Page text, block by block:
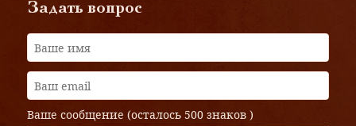
Задать вопрос
Ваше сообщение (осталось 500 знаков )